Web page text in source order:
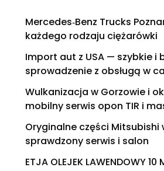
Mercedes‑Benz Trucks
każdego rodzaju ciężarówki
Import aut z USA — szybkie i
sprowadzenie z obsługą w
Wulkanizacja w Gorzowie i
mobilny serwis opon TIR i
Oryginalne części Mitsubishi
sprawdzony serwis i salon
ETJA OLEJEK LAWENDOWY 10